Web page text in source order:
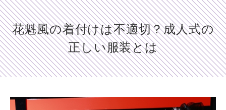
Collection
振袖コレクション
Plan
プラン
Shop list
花魁風の着付けは不適切？成人式の
正しい服装とは